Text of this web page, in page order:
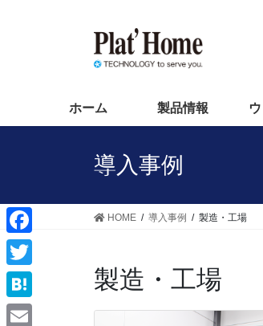
ス
ン
ホーム 製品情報
導入事例
HOME 導入事例 製造・工場
製造・工場
F
a
c
e
T
w
H